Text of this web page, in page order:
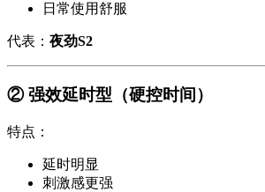
日常使用舒服
代表： 夜劲S2
② 强效延时型（硬控时间）
特点：
延时明显
刺激感更强